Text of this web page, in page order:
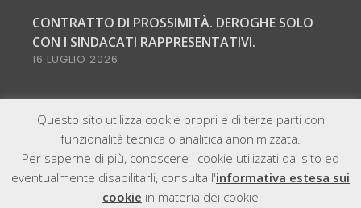
CONTRATTO DI PROSSIMITÀ. DEROGHE SOLO
CON I SINDACATI RAPPRESENTATIVI.
16 LUGLIO 2026
@2021, All Right Reserved - Zambelli & Partners | P.IVA
12059280961
Questo sito utilizza cookie propri e di terze parti con
funzionalità tecnica o analitica anonimizzata.
Per saperne di più, conoscere i cookie utilizzati dal sito ed
eventualmente disabilitarli, consulta l'informativa estesa sui
cookie in materia dei cookie